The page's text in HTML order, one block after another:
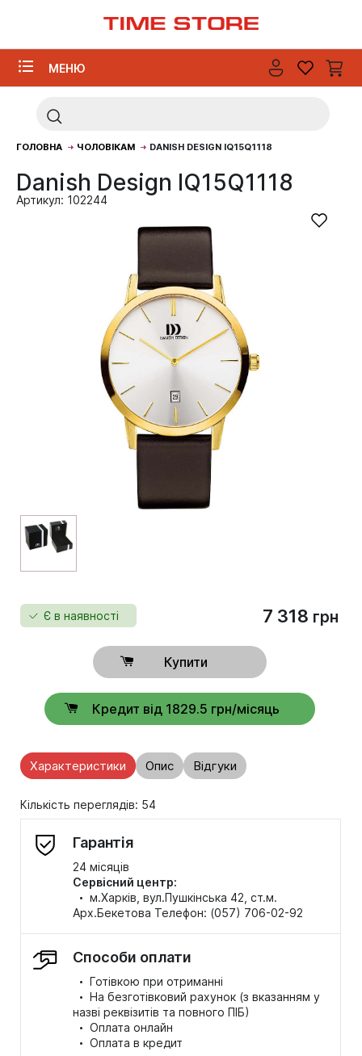
МЕНЮ
ГОЛОВНА ЧОЛОВІКАМ DANISH DESIGN IQ15Q1118
Danish Design IQ15Q1118
Артикул: 102244
Є в наявності 7 318 грн
Купити
Кредит від 1829.5 грн/місяць
Характеристики Опис Відгуки
Кількість переглядів: 54
Гарантія
24 місяців
Сервісний центр:
· м.Харків, вул.Пушкінська 42, ст.м.
Арх.Бекетова Телефон: (057) 706-02-92
Способи оплати
· Готівкою при отриманні
· На безготівковий рахунок (з вказанням у
назві реквізитів та повного ПІБ)
· Оплата онлайн
· Оплата в кредит